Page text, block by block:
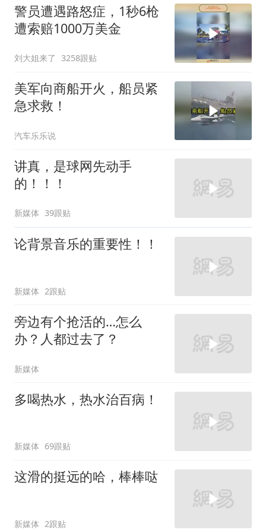
警员遭遇路怒症，1秒6枪
遭索赔1000万美金
刘大姐来了 3258跟贴
美军向商船开火，船员紧
急求救！
汽车乐乐说
讲真，是球网先动手
的！！！
新媒体 39跟贴
论背景音乐的重要性！！
新媒体 2跟贴
旁边有个抢活的…怎么
办？人都过去了？
新媒体
多喝热水，热水治百病！
新媒体 69跟贴
这滑的挺远的哈，棒棒哒
新媒体 2跟贴